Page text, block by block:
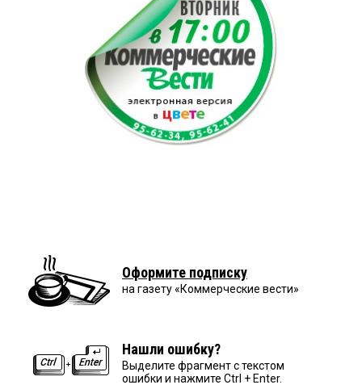
Оформите подписку
на газету «Коммерческие вести»
Нашли ошибку?
Выделите фрагмент с текстом
ошибки и нажмите Ctrl + Enter.